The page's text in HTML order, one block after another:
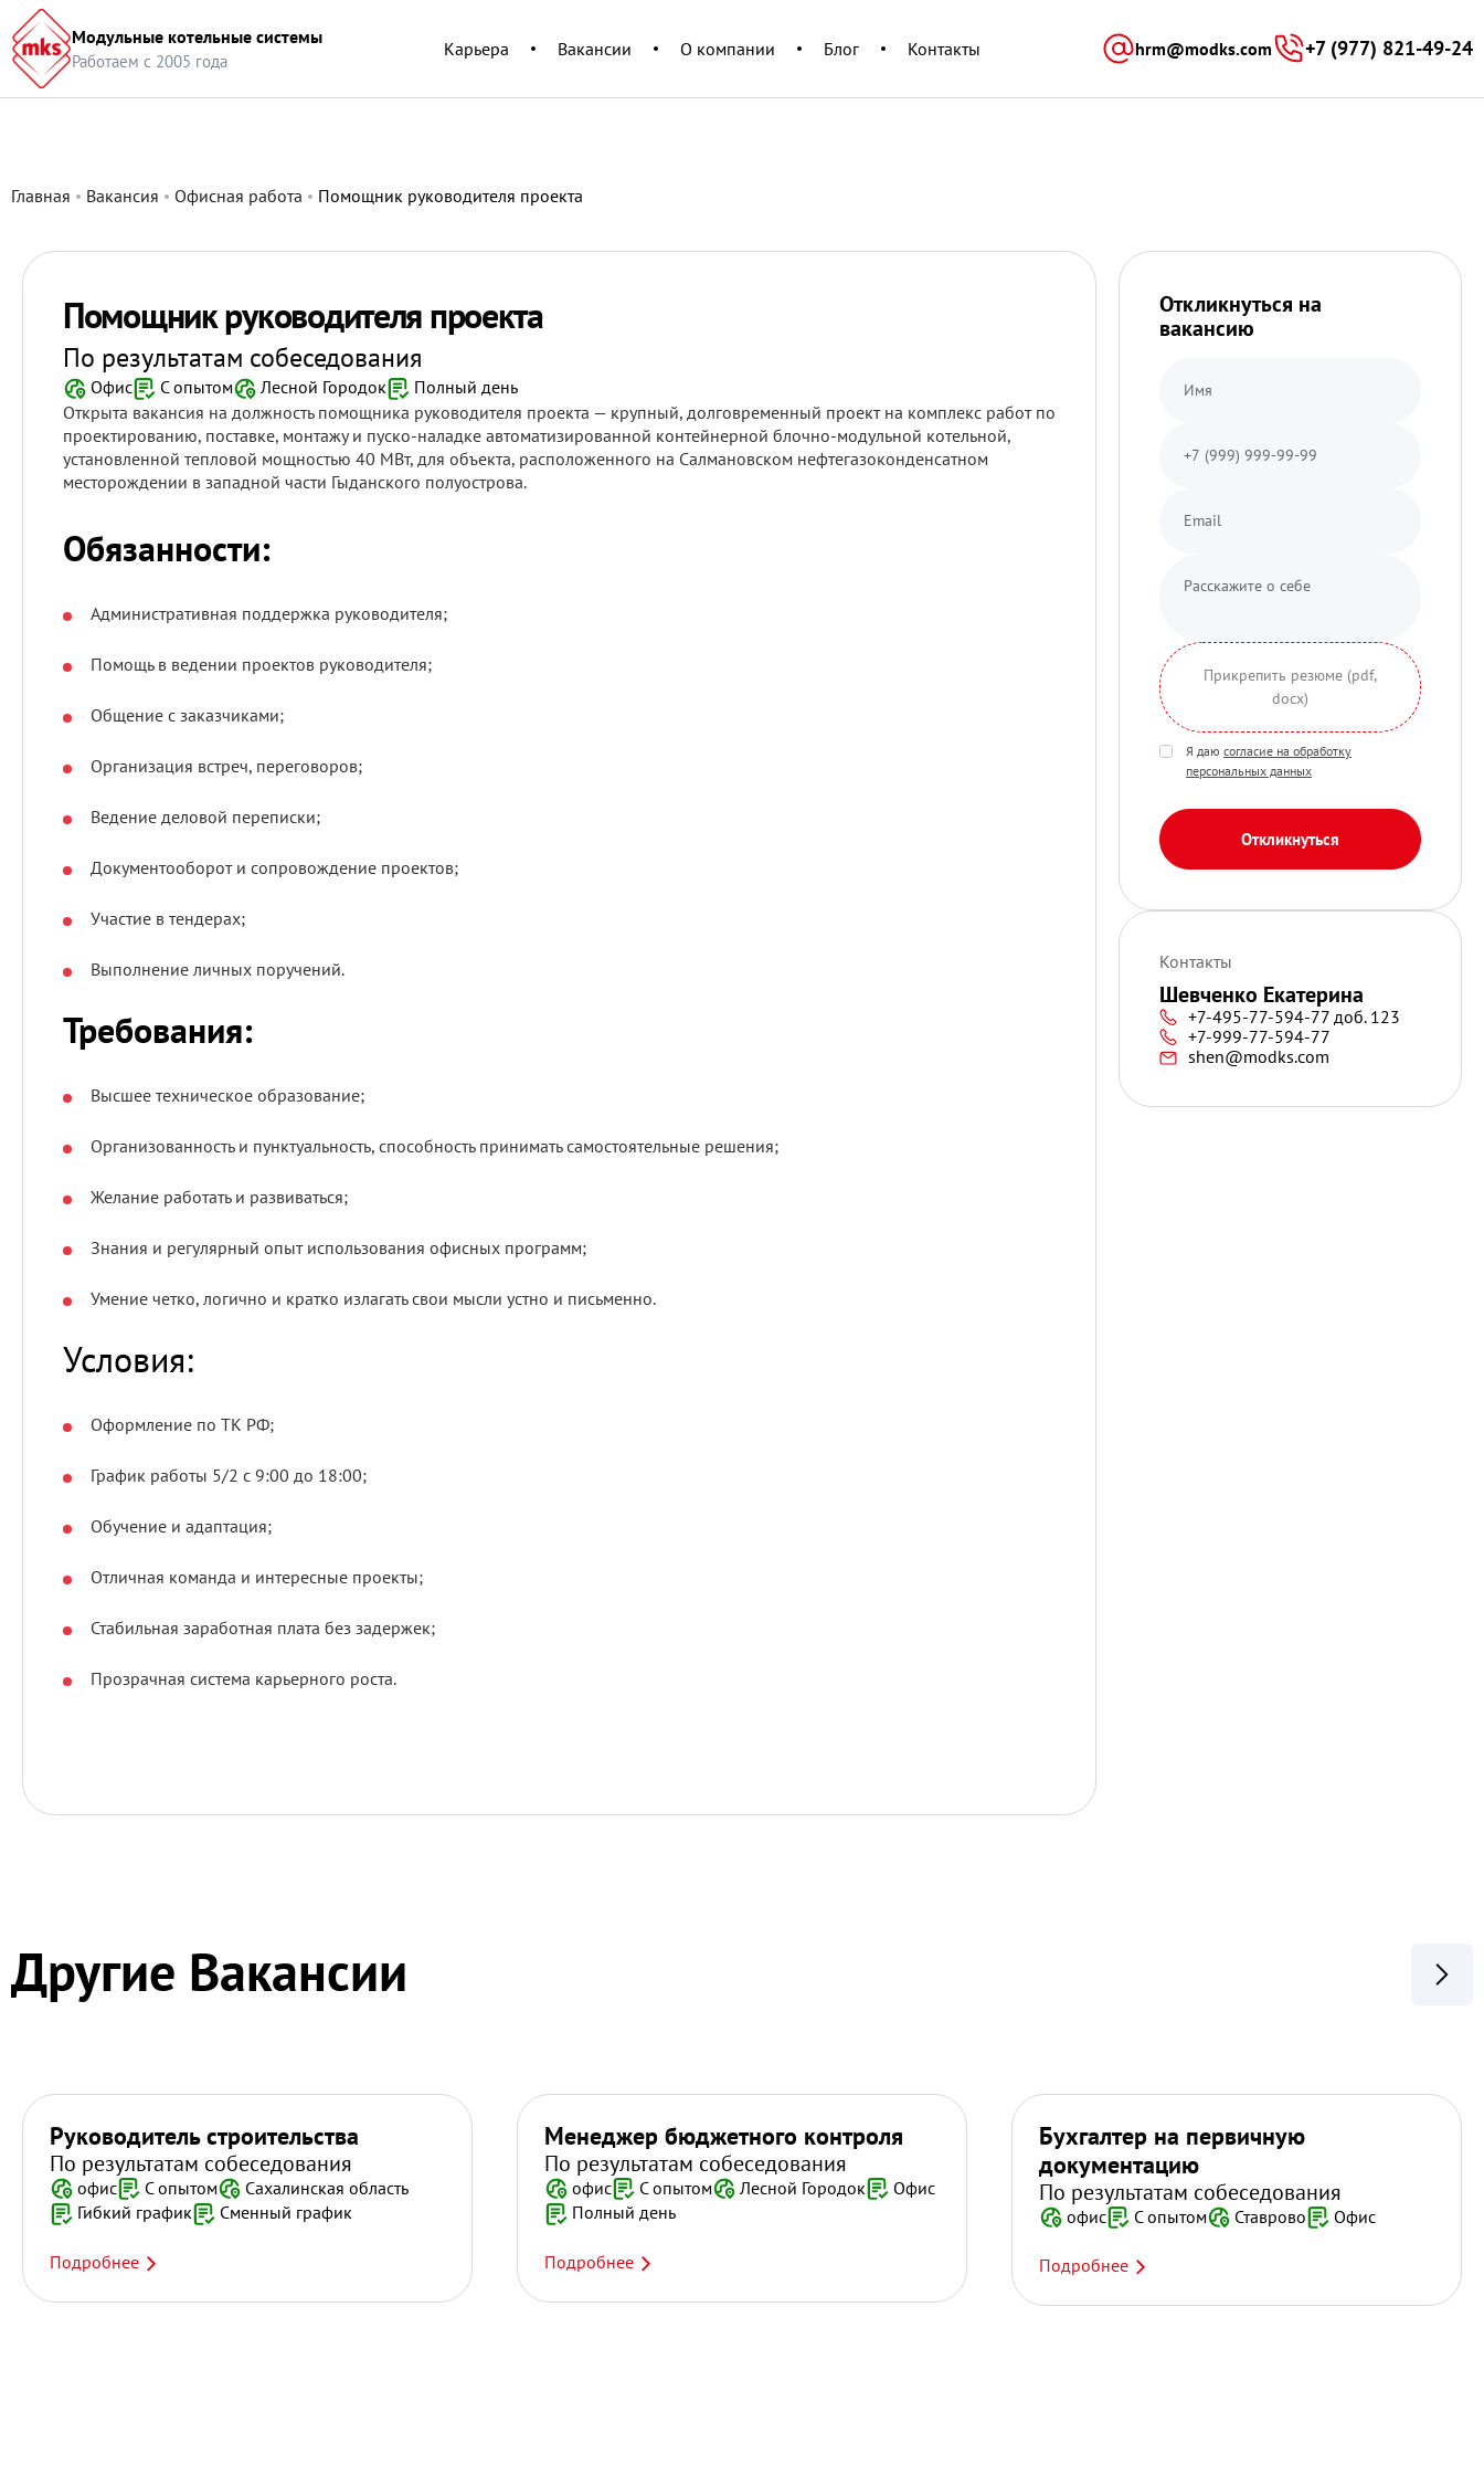
(function(w,d,u){ var s=d.createElement('script');s.async=true;s.src=u+'?'+(Date.now()/60000|0); var h=d.getElementsByTagName('script')[0];h.parentNode.insertBefore(s,h); })
(window,document,'https://portal.modks.com/upload/crm/tag/call.tracker.js');
Модульные котельные системы
Работаем с 2005 года
Карьера Вакансии О компании Блог Контакты hrm@modks.com +7 (977) 821-49-24
Главная Вакансия Офисная работа Помощник руководителя проекта
Помощник руководителя проекта
По результатам собеседования
Офис С опытом Лесной Городок
Полный день
Открыта вакансия на должность помощника руководителя проекта — крупный, долговременный проект на комплекс работ по
проектированию, поставке, монтажу и пуско-наладке автоматизированной контейнерной блочно-модульной котельной,
установленной тепловой мощностью 40 МВт, для объекта, расположенного на Салмановском нефтегазоконденсатном
месторождении в западной части Гыданского полуострова.
Обязанности:
Административная поддержка руководителя;
Помощь в ведении проектов руководителя;
Общение с заказчиками;
Организация встреч, переговоров;
Ведение деловой переписки;
Документооборот и сопровождение проектов;
Участие в тендерах;
Выполнение личных поручений.
Требования:
Высшее техническое образование;
Организованность и пунктуальность, способность принимать самостоятельные решения;
Желание работать и развиваться;
Знания и регулярный опыт использования офисных программ;
Умение четко, логично и кратко излагать свои мысли устно и письменно.
Условия:
Оформление по ТК РФ;
График работы 5/2 с 9:00 до 18:00;
Обучение и адаптация;
Отличная команда и интересные проекты;
Стабильная заработная плата без задержек;
Прозрачная система карьерного роста.
Откликнуться на
вакансию
Прикрепить резюме (pdf,
docx)
Я даю согласие на обработку
персональных данных
Откликнуться
Контакты
Шевченко Екатерина
+7-495-77-594-77 доб. 123
+7-999-77-594-77
shen@modks.com
Другие Вакансии
Руководитель строительства
По результатам собеседования
офис С опытом
Сахалинская область
Гибкий график
Сменный график
Подробнее
Менеджер бюджетного контроля
По результатам собеседования
офис С опытом Лесной Городок
Офис
Полный день
Подробнее
Бухгалтер на первичную
документацию
По результатам собеседования
офис С опытом Ставрово Офис
Подробнее